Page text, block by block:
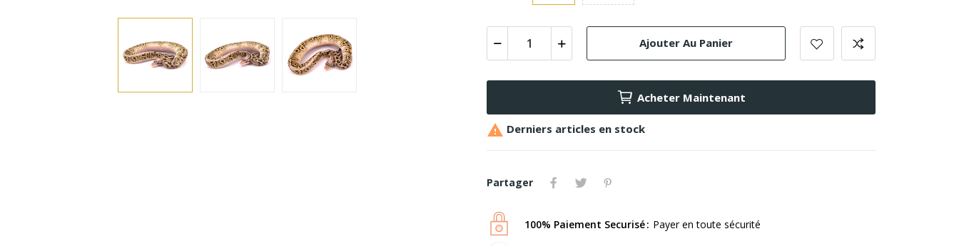
Ajouter Au Panier
Acheter Maintenant
 Derniers articles en stock
Partager
100% Paiement Securisé Payer en toute sécurité